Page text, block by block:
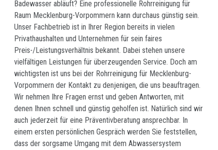
Badewasser abläuft? Eine professionelle Rohrreinigung für
Raum Mecklenburg-Vorpommern kann durchaus günstig sein.
Unser Fachbetrieb ist in Ihrer Region bereits in vielen
Privathaushalten und Unternehmen für sein faires
Preis-/Leistungsverhältnis bekannt. Dabei stehen unsere
vielfältigen Leistungen für überzeugenden Service. Doch am
wichtigsten ist uns bei der Rohrreinigung für Mecklenburg-
Vorpommern der Kontakt zu denjenigen, die uns beauftragen.
Wir nehmen Ihre Fragen ernst und geben Antworten, mit
denen Ihnen schnell und günstig geholfen ist. Natürlich sind wir
auch jederzeit für eine Präventivberatung ansprechbar. In
einem ersten persönlichen Gespräch werden Sie feststellen,
dass der sorgsame Umgang mit dem Abwassersystem